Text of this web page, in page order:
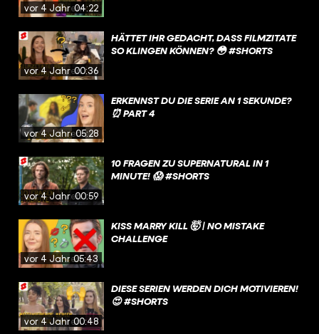
vor 4 Jahren04:22
vor 4 Jahren00:36
HÄTTET IHR GEDACHT, DASS FILMZITATE
SO KLINGEN KÖNNEN? 😳 #SHORTS
vor 4 Jahren05:28
ERKENNST DU DIE SERIE AN 1 SEKUNDE?
⏰ PART 4
vor 4 Jahren00:59
10 FRAGEN ZU SUPERNATURAL IN 1
MINUTE! 😱 #SHORTS
vor 4 Jahren05:43
KISS MARRY KILL 🤯 | NO MISTAKE
CHALLENGE
vor 4 Jahren00:48
DIESE SERIEN WERDEN DICH MOTIVIEREN!
😍 #SHORTS